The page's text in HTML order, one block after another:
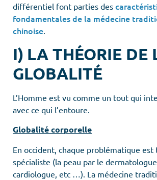
différentiel font parties des
fondamentales de la médecine
chinoise.
I) LA THÉORIE DE
GLOBALITÉ
L’Homme est vu comme un tout qui
avec ce qui l’entoure.
Globalité corporelle
En occident, chaque problématique est
spécialiste (la peau par le
cardiologue, etc …). La médecine